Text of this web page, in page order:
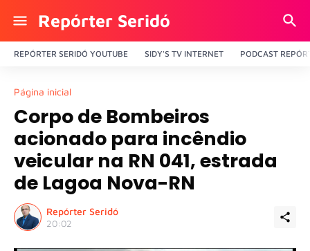
Repórter Seridó
REPÓRTER SERIDÓ YOUTUBE SIDY'S TV INTERNET PODCAST
Página inicial
Corpo de Bombeiros
acionado para incêndio
veicular na RN 041, estrada
de Lagoa Nova-RN
Repórter Seridó
20:02